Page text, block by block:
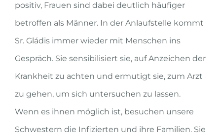
positiv, Frauen sind dabei deutlich häufiger
betroffen als Männer. In der Anlaufstelle kommt
Sr. Gládis immer wieder mit Menschen ins
Gespräch. Sie sensibilisiert sie, auf Anzeichen der
Krankheit zu achten und ermutigt sie, zum Arzt
zu gehen, um sich untersuchen zu lassen.
Wenn es ihnen möglich ist, besuchen unsere
Schwestern die Infizierten und ihre Familien. Sie